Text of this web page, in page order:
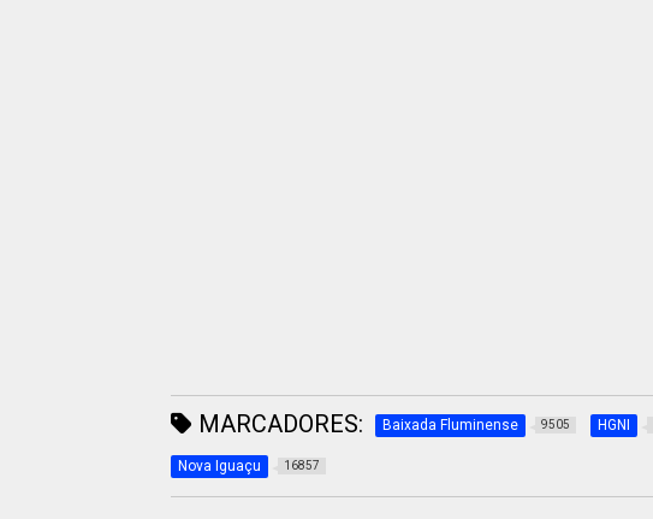
MARCADORES: Baixada Fluminense 9505 HGNI
Nova Iguaçu 16857